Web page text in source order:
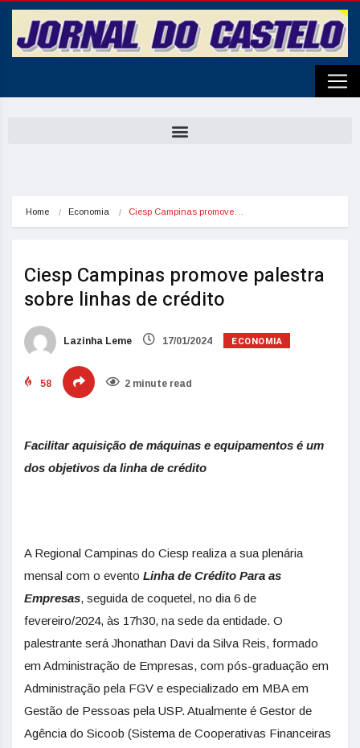
Home Economia Ciesp Campinas promove…
Ciesp Campinas promove palestra
sobre linhas de crédito
Lazinha Leme 17/01/2024 ECONOMIA
58 2 minute read
Facilitar aquisição de máquinas e equipamentos é um
dos objetivos da linha de crédito
A Regional Campinas do Ciesp realiza a sua plenária
mensal com o evento Linha de Crédito Para as
Empresas, seguida de coquetel, no dia 6 de
fevereiro/2024, às 17h30, na sede da entidade. O
palestrante será Jhonathan Davi da Silva Reis, formado
em Administração de Empresas, com pós-graduação em
Administração pela FGV e especializado em MBA em
Gestão de Pessoas pela USP. Atualmente é Gestor de
Agência do Sicoob (Sistema de Cooperativas Financeiras